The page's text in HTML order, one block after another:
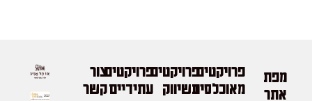
מפת
אתר
פרויקטים
מאוכלסים
פרויקטים
בשיווק
פרויקטים
עתידיים
צור
קשר